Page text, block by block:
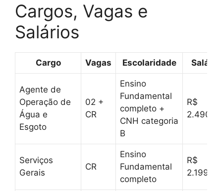
Cargos, Vagas e
Salários
Cargo Vagas Escolaridade Salário
Agente de
Operação de
Água e
Esgoto
02 +
CR
Ensino
Fundamental
completo +
CNH categoria
B
R$
Serviços
Gerais
CR
Ensino
Fundamental
completo
R$
2.199,00